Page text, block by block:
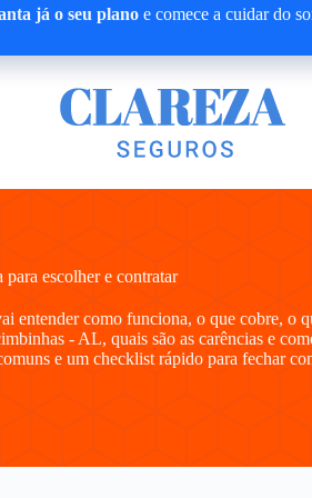
já o seu planoe comece a cuidar do
escolher e contratar
entender como funciona, o que cobre, o
- AL, quais são as carências e
e um checklist rápido para fechar